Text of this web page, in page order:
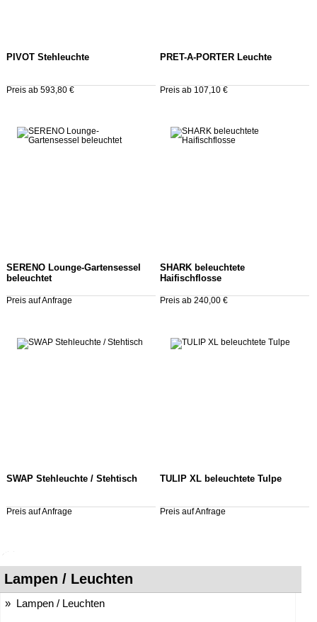
PIVOT Stehleuchte
Preis ab 593,80 €
PRET-A-PORTER Leuchte
Preis ab 107,10 €
SERENO Lounge-Gartensessel
beleuchtet
Preis auf Anfrage
SHARK beleuchtete
Haifischflosse
Preis ab 240,00 €
SWAP Stehleuchte / Stehtisch
Preis auf Anfrage
TULIP XL beleuchtete Tulpe
Preis auf Anfrage
Lampen / Leuchten
» Lampen / Leuchten